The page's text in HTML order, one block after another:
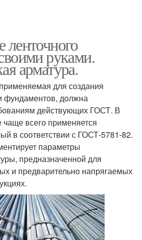
руками.
арматура.
для создания
фундаментов, должна
действующих ГОСТ. В
чаще всего применяется
в соответствии с ГОСТ-5781-82.
параметры
предназначенной для
и предварительно напрягаемых